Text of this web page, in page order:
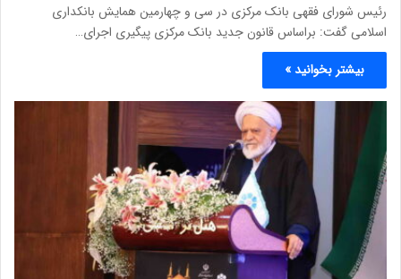
رئیس شورای فقهی بانک مرکزی در سی و چهارمین همایش بانکداری
اسلامی گفت: براساس قانون جدید بانک مرکزی پیگیری اجرای…
بیشتر بخوانید »